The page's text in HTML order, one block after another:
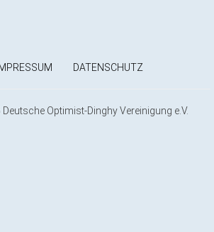
IMPRESSUM DATENSCHUTZ
Optimist-Dinghy Vereinigung e.V.